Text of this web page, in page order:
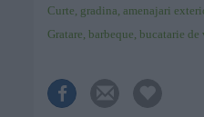
Curte, gradina, amenajari
Gratare, barbeque, bucatarie de